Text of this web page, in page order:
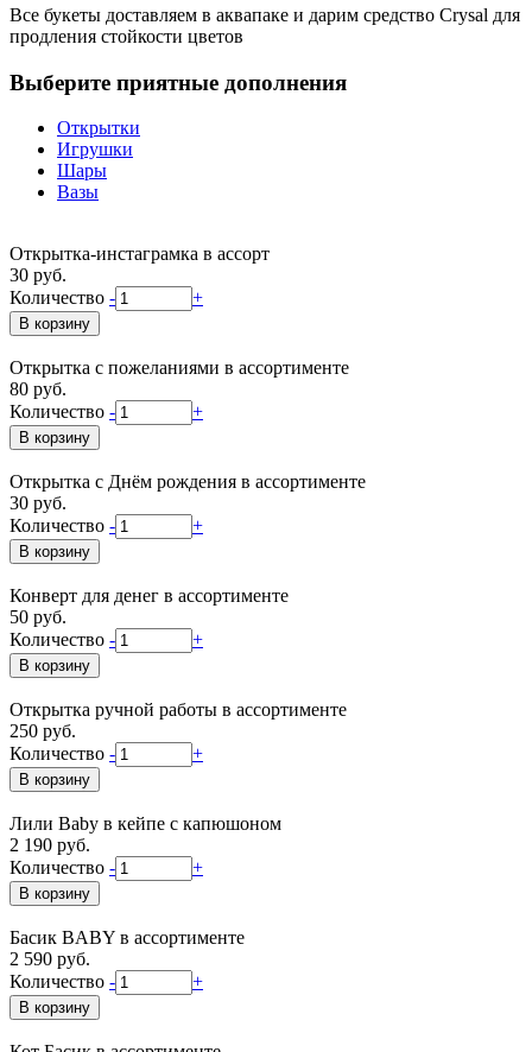
Все букеты доставляем в аквапаке и дарим средство Crysal для
продления стойкости цветов
Выберите приятные дополнения
Открытки
Игрушки
Шары
Вазы
Открытка-инстаграмка в ассорт
30 руб.
Количество - +
Открытка с пожеланиями в ассортименте
80 руб.
Количество - +
Открытка с Днём рождения в ассортименте
30 руб.
Количество - +
Конверт для денег в ассортименте
50 руб.
Количество - +
Открытка ручной работы в ассортименте
250 руб.
Количество - +
Лили Baby в кейпе с капюшоном
2 190 руб.
Количество - +
Басик BABY в ассортименте
2 590 руб.
Количество - +